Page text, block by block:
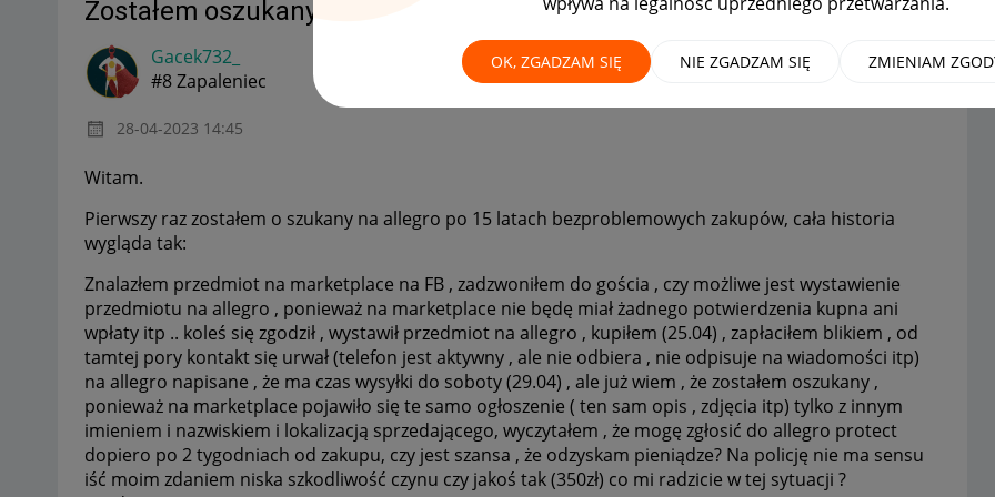
OK, ZGADZAM SIĘ NIE ZGADZAM SIĘ ZMIENIAM
Zostałem oszukany na allegro , co robić?
Gacek732_
#8 Zapaleniec
‎28-04-2023 14:45
Witam.
Pierwszy raz zostałem o szukany na allegro po 15 latach bezproblemowych zakupów, cała historia
wygląda tak:
Znalazłem przedmiot na marketplace na FB , zadzwoniłem do gościa , czy możliwe jest wystawienie
przedmiotu na allegro , ponieważ na marketplace nie będę miał żadnego potwierdzenia kupna ani
wpłaty itp .. koleś się zgodził , wystawił przedmiot na allegro , kupiłem (25.04) , zapłaciłem blikiem , od
tamtej pory kontakt się urwał (telefon jest aktywny , ale nie odbiera , nie odpisuje na wiadomości itp)
na allegro napisane , że ma czas wysyłki do soboty (29.04) , ale już wiem , że zostałem oszukany ,
ponieważ na marketplace pojawiło się te samo ogłoszenie ( ten sam opis , zdjęcia itp) tylko z innym
imieniem i nazwiskiem i lokalizacją sprzedającego, wyczytałem , że mogę zgłosić do allegro protect
dopiero po 2 tygodniach od zakupu, czy jest szansa , że odzyskam pieniądze? Na policję nie ma sensu
iść moim zdaniem niska szkodliwość czynu czy jakoś tak (350zł) co mi radzicie w tej sytuacji ?